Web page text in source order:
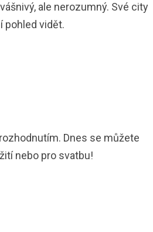
ale nerozumný. Své city
pohled vidět.
Dnes se můžete
nebo pro svatbu!